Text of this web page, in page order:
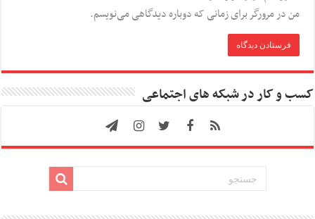
من در مرورگر برای زمانی که دوباره دیدگاهی می‌نویسم.
کسب و کار در شبکه های اجتماعی